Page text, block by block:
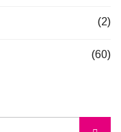
(2)
(60)